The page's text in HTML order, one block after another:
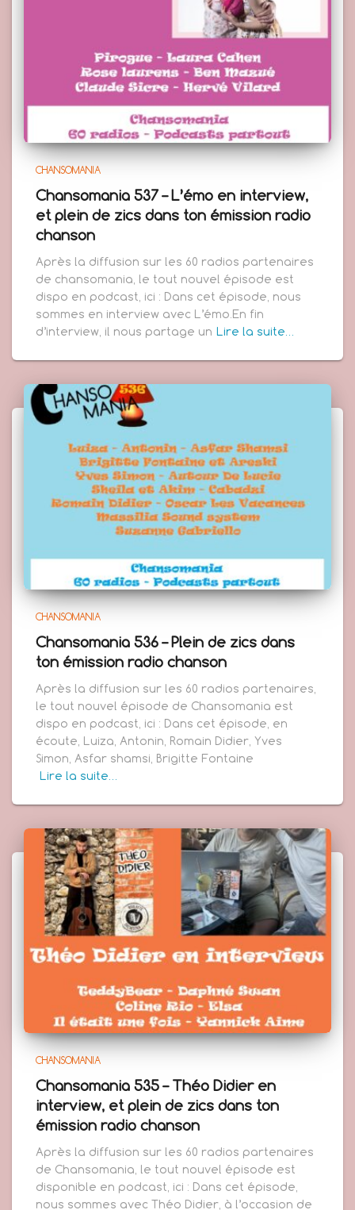
CHANSOMANIA
Chansomania 537 – L’émo en interview,
et plein de zics dans ton émission radio
chanson
Après la diffusion sur les 60 radios partenaires
de chansomania, le tout nouvel épisode est
dispo en podcast, ici : Dans cet épisode, nous
sommes en interview avec L’émo.En fin
d’interview, il nous partage un Lire la suite…
CHANSOMANIA
Chansomania 536 – Plein de zics dans
ton émission radio chanson
Après la diffusion sur les 60 radios partenaires,
le tout nouvel épisode de Chansomania est
dispo en podcast, ici : Dans cet épisode, en
écoute, Luiza, Antonin, Romain Didier, Yves
Simon, Asfar shamsi, Brigitte Fontaine
Lire la suite…
CHANSOMANIA
Chansomania 535 – Théo Didier en
interview, et plein de zics dans ton
émission radio chanson
Après la diffusion sur les 60 radios partenaires
de Chansomania, le tout nouvel épisode est
disponible en podcast, ici : Dans cet épisode,
nous sommes avec Théo Didier, à l’occasion de